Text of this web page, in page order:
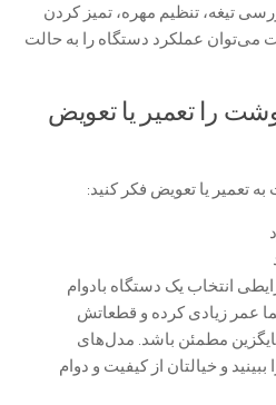
تیغه، تنظیم مهره، تمیز کردن
می‌توان عملکرد دستگاه را به حالت
را تعمیر یا تعویض
تعمیر یا تعویض فکر کنید:
انتخاب یک دستگاه بادوام
عمر زیادی کرده و قطعاتش
مطمئن باشد. مدل‌های
و خیالتان از کیفیت و دوام